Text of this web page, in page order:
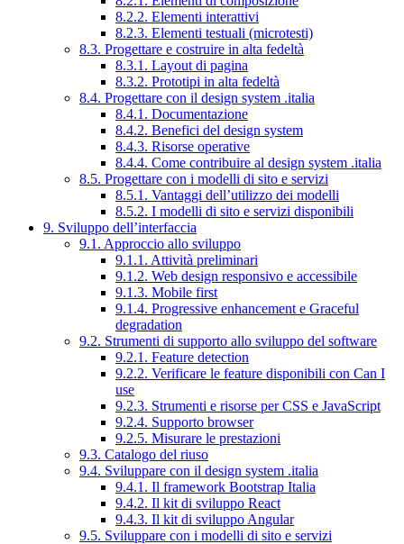
8.2.2. Elementi interattivi
8.2.3. Elementi testuali (microtesti)
8.3. Progettare e costruire in alta fedeltà
8.3.1. Layout di pagina
8.3.2. Prototipi in alta fedeltà
8.4. Progettare con il design system .italia
8.4.1. Documentazione
8.4.2. Benefici del design system
8.4.3. Risorse operative
8.4.4. Come contribuire al design system .italia
8.5. Progettare con i modelli di sito e servizi
8.5.1. Vantaggi dell’utilizzo dei modelli
8.5.2. I modelli di sito e servizi disponibili
9. Sviluppo dell’interfaccia
9.1. Approccio allo sviluppo
9.1.1. Attività preliminari
9.1.2. Web design responsivo e accessibile
9.1.3. Mobile first
9.1.4. Progressive enhancement e Graceful
degradation
9.2. Strumenti di supporto allo sviluppo del software
9.2.1. Feature detection
9.2.2. Verificare le feature disponibili con Can I
use
9.2.3. Strumenti e risorse per CSS e JavaScript
9.2.4. Supporto browser
9.2.5. Misurare le prestazioni
9.3. Catalogo del riuso
9.4. Sviluppare con il design system .italia
9.4.1. Il framework Bootstrap Italia
9.4.2. Il kit di sviluppo React
9.4.3. Il kit di sviluppo Angular
9.5. Sviluppare con i modelli di sito e servizi